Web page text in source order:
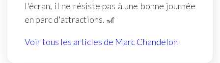
l'écran, il ne résiste pas à une bonne journée
en parc d'attractions. 🎢
Voir tous les articles de Marc Chandelon